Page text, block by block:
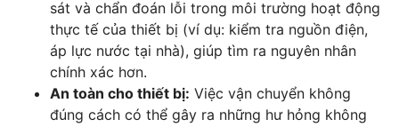
sát và chẩn đoán lỗi trong môi trường hoạt động
thực tế của thiết bị (ví dụ: kiểm tra nguồn điện,
áp lực nước tại nhà), giúp tìm ra nguyên nhân
chính xác hơn.
An toàn cho thiết bị: Việc vận chuyển không
đúng cách có thể gây ra những hư hỏng không